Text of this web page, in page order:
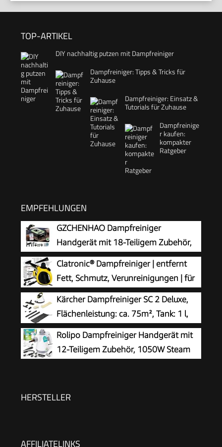
TOP-ARTIKEL
DIY nachhaltig putzen mit Dampfreiniger
Dampfreiniger: Tipps & Tricks für
Zuhause
Dampfreiniger: Einsatz &
Tutorials für Zuhause
Dampfreinige
r kaufen:
kompakter
Ratgeber
EMPFEHLUNGEN
GZCHENHAO Dampfreiniger
Handgerät mit 18-Teiligem Zubehör,
2500W & 9s Turbo-Dampf mit 5 BAR
Druck – 99,99% Reinigung & 100%
Natürlich,Steam Cleaner für Boden, Küche, Bad,
Fenster, Polster & Auto
Clatronic® Dampfreiniger | entfernt
Fett, Schmutz, Verunreinigungen | für
Auto, Küche, Bad, Polster | chemiefrei |
Steam Cleaner | 360° Dampfdüse | Handgerät
mit 5 m Kabel & Zubehör | DR 3653
Kärcher Dampfreiniger SC 2 Deluxe,
Flächenleistung: ca. 75m², Tank: 1 l,
Dampfdruck: max. 3,2 bar, Aufheizzeit:
6,5 min., Heizleistung: 1.500 W, mit
Bodenreinigungsset EasyFix und 3 Düsen,Single
Rolipo Dampfreiniger Handgerät mit
12-Teiligem Zubehör, 1050W Steam
Hochdruck-Dampf gegen Schmutz Fett &
HERSTELLER
AFFILIATELINKS